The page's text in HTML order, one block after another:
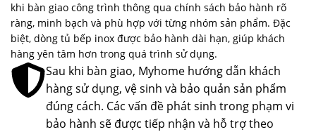
khi bàn giao công trình thông qua chính sách bảo hành rõ
ràng, minh bạch và phù hợp với từng nhóm sản phẩm. Đặc
biệt, dòng tủ bếp inox được bảo hành dài hạn, giúp khách
hàng yên tâm hơn trong quá trình sử dụng.
Sau khi bàn giao, Myhome hướng dẫn khách
hàng sử dụng, vệ sinh và bảo quản sản phẩm
đúng cách. Các vấn đề phát sinh trong phạm vi
bảo hành sẽ được tiếp nhận và hỗ trợ theo